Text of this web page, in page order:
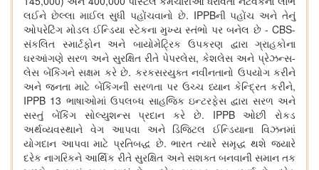
લઈને છેલ્લા માઈલ સુધી પહોંચવાનો છે. IPPBની પહોંચ અને તેનું
ઓપરેટિંગ મોડલ ઈન્ડિયા સ્ટેકના મુખ્ય સ્તંભો પર બનેલ છે - CBS-
સંકલિત સ્માર્ટફોન અને બાયોમેટ્રિક ઉપકરણ દ્વારા ગ્રાહકોના
ઘરઆંગણે સરળ અને સુરક્ષિત રીતે પેપરલેસ, કેશલેસ અને પ્રેઝન્સ-
લેસ બેંકિંગને સક્ષમ કરે છે. કરકસરયુક્ત નવીનતાનો ઉપયોગ કરીને
અને જનતા માટે બેંકિંગની સરળતા પર ઉચ્ચ ધ્યાન કેન્દ્રિત કરીને,
IPPB 13 ભાષાઓમાં ઉપલબ્ધ સાહજિક ઇન્ટરફેસ દ્વારા સરળ અને
સસ્તું બેંકિંગ સોલ્યુશન્સ પ્રદાન કરે છે. IPPB ઓછી રોકડ
અર્થવ્યવસ્થાને વેગ આપવા અને ડિજિટલ ઈન્ડિયાના વિઝનમાં
યોગદાન આપવા માટે પ્રતિબદ્ધ છે. ભારત ત્યારે સમૃદ્ધ થશે જ્યારે
દરેક નાગરિકને આર્થિક રીતે સુરક્ષિત અને સશક્ત બનવાની સમાન તક